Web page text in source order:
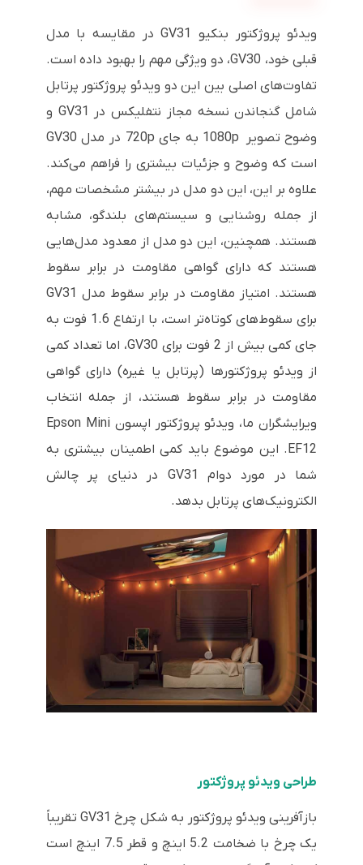
ویدئو پروژکتور بنکیو GV31 در مقایسه با مدل
قبلی خود، GV30، دو ویژگی مهم را بهبود داده است.
تفاوت‌های اصلی بین این دو ویدئو پروژکتور پرتابل
شامل گنجاندن نسخه مجاز نتفلیکس در GV31 و
وضوح تصویر 1080p به جای 720p در مدل GV30
است که وضوح و جزئیات بیشتری را فراهم می‌کند.
علاوه بر این، این دو مدل در بیشتر مشخصات مهم،
از جمله روشنایی و سیستم‌های بلندگو، مشابه
هستند. همچنین، این دو مدل از معدود مدل‌هایی
هستند که دارای گواهی مقاومت در برابر سقوط
هستند. امتیاز مقاومت در برابر سقوط مدل GV31
برای سقوط‌های کوتاه‌تر است، با ارتفاع 1.6 فوت به
جای کمی بیش از 2 فوت برای GV30، اما تعداد کمی
از ویدئو پروژکتورها (پرتابل یا غیره) دارای گواهی
مقاومت در برابر سقوط هستند، از جمله انتخاب
ویرایشگران ما، ویدئو پروژکتور اپسون Epson Mini
EF12. این موضوع باید کمی اطمینان بیشتری به
شما در مورد دوام GV31 در دنیای پر چالش
الکترونیک‌های پرتابل بدهد.
طراحی ویدئو پروژکتور
بازآفرینی ویدئو پروژکتور به شکل چرخ GV31 تقریباً
یک چرخ با ضخامت 5.2 اینچ و قطر 7.5 اینچ است